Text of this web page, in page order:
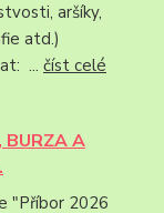
aršíky,
atd.)
... číst celé
BURZA A
"Příbor 2026